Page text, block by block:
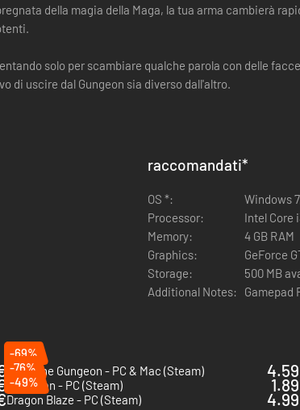
della magia della Maga, la tua arma cambierà
solo per scambiare qualche parola con delle
di uscire dal Gungeon sia diverso dall'altro.
raccomandati*
OS *:
Windows
Processor:
Intel Core
Memory:
4 GB RAM
Graphics:
GeForce
Storage:
500 MB
Additional Notes:
Gamepad
-69%
Enter the Gungeon - PC & Mac (Steam)
-76%
Sodaman - PC (Steam)
-49%
Dragon Blaze - PC (Steam)